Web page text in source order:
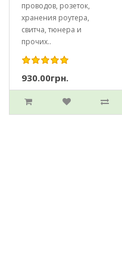
проводов, розеток,
хранения роутера,
свитча, тюнера и
прочих..
930.00грн.